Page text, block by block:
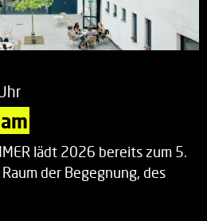
lädt 2026 bereits zum 5.
der Begegnung, des